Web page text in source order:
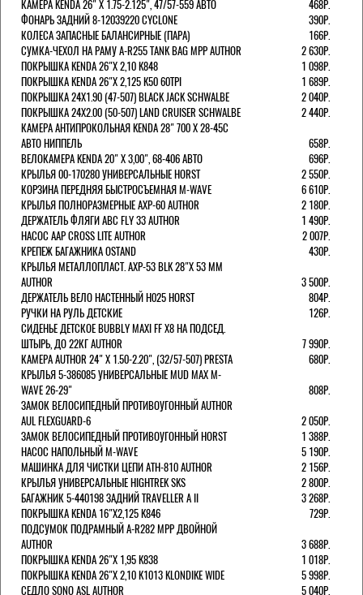
КАМЕРА KENDA 26" Х 1.75-2.125", 47/57-559 АВТО
468Р.
ФОНАРЬ ЗАДНИЙ 8-12039220 CYCLONE
390Р.
КОЛЕСА ЗАПАСНЫЕ БАЛАНСИРНЫЕ (ПАРА)
166Р.
CУМКА-ЧЕХОЛ НА РАМУ A-R255 TANK BAG MPP AUTHOR
2 630Р.
ПОКРЫШКА KENDA 26"Х 2,10 K848
1 098Р.
ПОКРЫШКА KENDA 26"Х 2,125 K50 60TPI
1 689Р.
ПОКРЫШКА 24X1.90 (47-507) BLACK JACK SCHWALBE
2 040Р.
ПОКРЫШКА 24X2.00 (50-507) LAND CRUISER SCHWALBE
2 440Р.
КАМЕРА АНТИПРОКОЛЬНАЯ KENDA 28" 700 Х 28-45C
АВТО НИППЕЛЬ
658Р.
ВЕЛОКАМЕРА KENDA 20" Х 3,00", 68-406 АВТО
696Р.
КРЫЛЬЯ 00-170280 УНИВЕРСАЛЬНЫЕ HORST
2 550Р.
КОРЗИНА ПЕРЕДНЯЯ БЫСТРОСЪЕМНАЯ M-WAVE
6 610Р.
КРЫЛЬЯ ПОЛНОРАЗМЕРНЫЕ AXP-60 AUTHOR
2 180Р.
ДЕРЖАТЕЛЬ ФЛЯГИ АВС FLY 33 AUTHOR
1 490Р.
НАСОС AAP CROSS LITE AUTHOR
2 007Р.
КРЕПЕЖ БАГАЖНИКА OSTAND
430Р.
КРЫЛЬЯ МЕТАЛЛОПЛАСТ. AXP-53 BLK 28"Х 53 ММ
AUTHOR
3 500Р.
ДЕРЖАТЕЛЬ ВЕЛО НАСТЕННЫЙ H025 HORST
804Р.
РУЧКИ НА РУЛЬ ДЕТСКИЕ
126Р.
СИДЕНЬЕ ДЕТСКОЕ BUBBLY MAXI FF X8 НА ПОДСЕД.
ШТЫРЬ, ДО 22КГ AUTHOR
7 990Р.
КАМЕРА AUTHOR 24" Х 1.50-2.20", (32/57-507) PRESTA
680Р.
КРЫЛЬЯ 5-386085 УНИВЕРСАЛЬНЫЕ MUD MAX M-
WAVE 26-29"
808Р.
ЗАМОК ВЕЛОСИПЕДНЫЙ ПРОТИВОУГОННЫЙ AUTHOR
AUL FLEXGUARD-6
2 050Р.
ЗАМОК ВЕЛОСИПЕДНЫЙ ПРОТИВОУГОННЫЙ HORST
1 388Р.
НАСОС НАПОЛЬНЫЙ M-WAVE
5 190Р.
МАШИНКА ДЛЯ ЧИСТКИ ЦЕПИ ATH-810 AUTHOR
2 156Р.
КРЫЛЬЯ УНИВЕРСАЛЬНЫЕ HIGHTREK SKS
2 800Р.
БАГАЖНИК 5-440198 ЗАДНИЙ TRAVELLER A II
3 268Р.
ПОКРЫШКА KENDA 16"Х2,125 K846
729Р.
ПОДСУМОК ПОДРАМНЫЙ A-R282 MPP ДВОЙНОЙ
AUTHOR
3 688Р.
ПОКРЫШКА KENDA 26"Х 1,95 K838
1 018Р.
ПОКРЫШКА KENDA 26"Х 2,10 K1013 KLONDIKE WIDE
5 998Р.
СЕДЛО SONO ASL AUTHOR
5 040Р.